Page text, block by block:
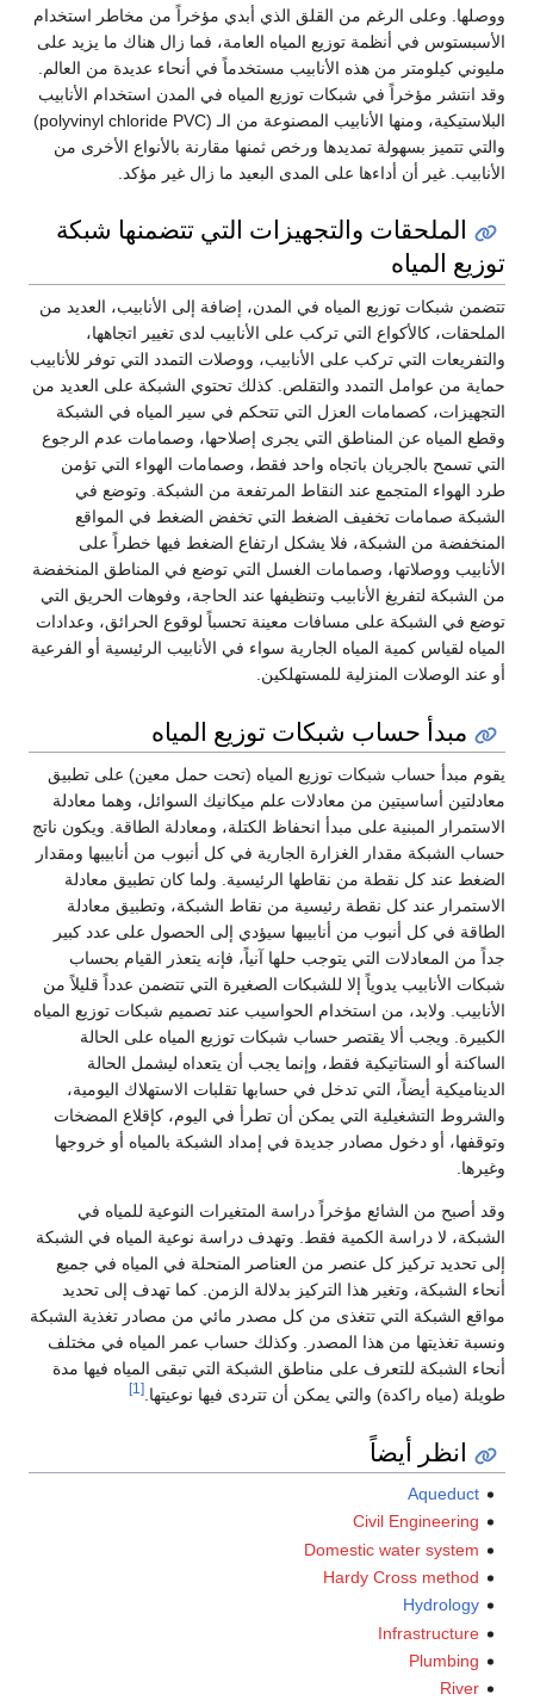
ووصلها. وعلى الرغم من القلق الذي أبدي مؤخراً من مخاطر استخدام
الأسبستوس في أنظمة توزيع المياه العامة، فما زال هناك ما يزيد على
مليوني كيلومتر من هذه الأنابيب مستخدماً في أنحاء عديدة من العالم.
وقد انتشر مؤخراً في شبكات توزيع المياه في المدن استخدام الأنابيب
البلاستيكية، ومنها الأنابيب المصنوعة من الـ (polyvinyl chloride PVC)
والتي تتميز بسهولة تمديدها ورخص ثمنها مقارنة بالأنواع الأخرى من
الأنابيب. غير أن أداءها على المدى البعيد ما زال غير مؤكد.
الملحقات والتجهيزات التي تتضمنها شبكة
توزيع المياه
تتضمن شبكات توزيع المياه في المدن، إضافة إلى الأنابيب، العديد من
الملحقات، كالأكواع التي تركب على الأنابيب لدى تغيير اتجاهها،
والتفريعات التي تركب على الأنابيب، ووصلات التمدد التي توفر للأنابيب
حماية من عوامل التمدد والتقلص. كذلك تحتوي الشبكة على العديد من
التجهيزات، كصمامات العزل التي تتحكم في سير المياه في الشبكة
وقطع المياه عن المناطق التي يجرى إصلاحها، وصمامات عدم الرجوع
التي تسمح بالجريان باتجاه واحد فقط، وصمامات الهواء التي تؤمن
طرد الهواء المتجمع عند النقاط المرتفعة من الشبكة. وتوضع في
الشبكة صمامات تخفيف الضغط التي تخفض الضغط في المواقع
المنخفضة من الشبكة، فلا يشكل ارتفاع الضغط فيها خطراً على
الأنابيب ووصلاتها، وصمامات الغسل التي توضع في المناطق المنخفضة
من الشبكة لتفريغ الأنابيب وتنظيفها عند الحاجة، وفوهات الحريق التي
توضع في الشبكة على مسافات معينة تحسباً لوقوع الحرائق، وعدادات
المياه لقياس كمية المياه الجارية سواء في الأنابيب الرئيسية أو الفرعية
أو عند الوصلات المنزلية للمستهلكين.
مبدأ حساب شبكات توزيع المياه
يقوم مبدأ حساب شبكات توزيع المياه (تحت حمل معين) على تطبيق
معادلتين أساسيتين من معادلات علم ميكانيك السوائل، وهما معادلة
الاستمرار المبنية على مبدأ انحفاظ الكتلة، ومعادلة الطاقة. ويكون ناتج
حساب الشبكة مقدار الغزارة الجارية في كل أنبوب من أنابيبها ومقدار
الضغط عند كل نقطة من نقاطها الرئيسية. ولما كان تطبيق معادلة
الاستمرار عند كل نقطة رئيسية من نقاط الشبكة، وتطبيق معادلة
الطاقة في كل أنبوب من أنابيبها سيؤدي إلى الحصول على عدد كبير
جداً من المعادلات التي يتوجب حلها آنياً، فإنه يتعذر القيام بحساب
شبكات الأنابيب يدوياً إلا للشبكات الصغيرة التي تتضمن عدداً قليلاً من
الأنابيب. ولابد، من استخدام الحواسيب عند تصميم شبكات توزيع المياه
الكبيرة. ويجب ألا يقتصر حساب شبكات توزيع المياه على الحالة
الساكنة أو الستاتيكية فقط، وإنما يجب أن يتعداه ليشمل الحالة
الديناميكية أيضاً، التي تدخل في حسابها تقلبات الاستهلاك اليومية،
والشروط التشغيلية التي يمكن أن تطرأ في اليوم، كإقلاع المضخات
وتوقفها، أو دخول مصادر جديدة في إمداد الشبكة بالمياه أو خروجها
وغيرها.
وقد أصبح من الشائع مؤخراً دراسة المتغيرات النوعية للمياه في
الشبكة، لا دراسة الكمية فقط. وتهدف دراسة نوعية المياه في الشبكة
إلى تحديد تركيز كل عنصر من العناصر المنحلة في المياه في جميع
أنحاء الشبكة، وتغير هذا التركيز بدلالة الزمن. كما تهدف إلى تحديد
مواقع الشبكة التي تتغذى من كل مصدر مائي من مصادر تغذية الشبكة
ونسبة تغذيتها من هذا المصدر. وكذلك حساب عمر المياه في مختلف
أنحاء الشبكة للتعرف على مناطق الشبكة التي تبقى المياه فيها مدة
طويلة (مياه راكدة) والتي يمكن أن تتردى فيها نوعيتها. [1]
انظر أيضاً
Aqueduct
Civil Engineering
Domestic water system
Hardy Cross method
Hydrology
Infrastructure
Plumbing
River